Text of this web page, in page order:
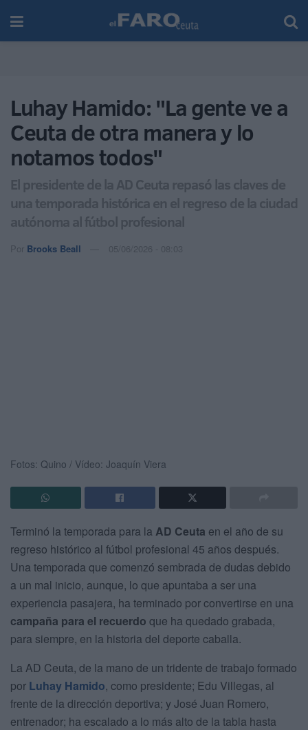
Luhay Hamido: "La gente ve a
Ceuta de otra manera y lo
notamos todos"
El presidente de la AD Ceuta repasó las claves de
una temporada histórica en el regreso de la ciudad
autónoma al fútbol profesional
Por Brooks Beall 05/06/2026 - 08:03
Fotos: Quino / Vídeo: Joaquín Viera
Terminó la temporada para la AD Ceuta en el año de su
regreso histórico al fútbol profesional 45 años después.
Una temporada que comenzó sembrada de dudas debido
a un mal inicio, aunque, lo que apuntaba a ser una
experiencia pasajera, ha terminado por convertirse en una
campaña para el recuerdo que ha quedado grabada,
para siempre, en la historia del deporte caballa.
La AD Ceuta, de la mano de un tridente de trabajo formado
por Luhay Hamido, como presidente; Edu Villegas, al
frente de la dirección deportiva; y José Juan Romero,
entrenador; ha escalado a lo más alto de la tabla hasta